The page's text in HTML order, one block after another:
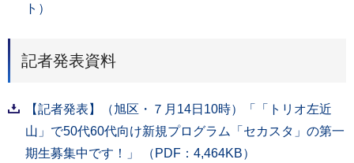
ト）
記者発表資料
【記者発表】（旭区・７月14日10時）「「トリオ左近
山」で50代60代向け新規プログラム「セカスタ」の第一
期生募集中です！」 （PDF：4,464KB）